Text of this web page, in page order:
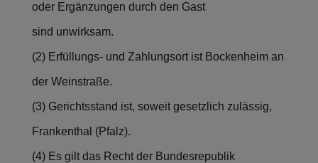
oder Ergänzungen durch den Gast
sind unwirksam.
(2) Erfüllungs- und Zahlungsort ist Bockenheim an
der Weinstraße.
(3) Gerichtsstand ist, soweit gesetzlich zulässig,
Frankenthal (Pfalz).
(4) Es gilt das Recht der Bundesrepublik